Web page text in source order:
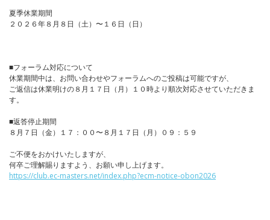
夏季休業期間
２０２６年８月８日（土）〜１６日（日）
■フォーラム対応について
休業期間中は、お問い合わせやフォーラムへのご投稿は可能ですが、
ご返信は休業明けの８月１７日（月）１０時より順次対応させていただきま
す。
■返答停止期間
８月７日（金）１７：００〜８月１７日（月）０９：５９
ご不便をおかけいたしますが、
何卒ご理解賜りますよう、お願い申し上げます。
https://club.ec-masters.net/index.php?ecm-notice-obon2026